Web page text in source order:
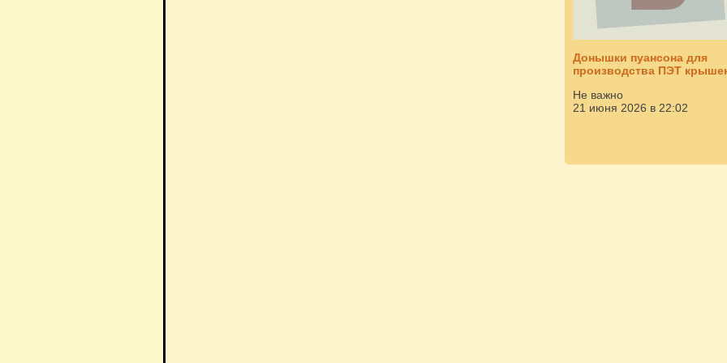
Донышки пуансона для
производства ПЭТ
Не важно
21 июня 2026 в 22:02